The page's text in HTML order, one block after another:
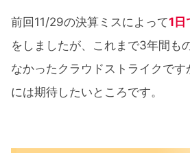
前回11/29の決算ミスによって1
をしましたが、これまで3年間も
なかったクラウドストライクで
には期待したいところです。